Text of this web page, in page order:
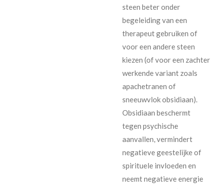
steen beter onder
begeleiding van een
therapeut gebruiken of
voor een andere steen
kiezen (of voor een zachter
werkende variant zoals
apachetranen of
sneeuwvlok obsidiaan).
Obsidiaan beschermt
tegen psychische
aanvallen, vermindert
negatieve geestelijke of
spirituele invloeden en
neemt negatieve energie